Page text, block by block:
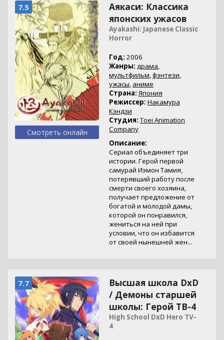
7.5
Смотреть онлайн
Аякаси: Классика
японских ужасов
Ayakashi: Japanese Classic
Horror
Год: 2006
Жанры: драма,
мультфильм,фэнтези,
ужасы, аниме
Страна: Япония
Режиссер: Накамура
Кэндзи
Студия: Toei Animation
Company
Описание:
Сериал объединяет три
истории. Герой первой
самурай Иэмон Тамия,
потерявший работу после
смерти своего хозяина,
получает предложение от
богатой и молодой дамы,
которой он понравился,
жениться на ней при
условии, что он избавится
от своей нынешней жен...
7.7
Высшая школа DxD
/ Демоны старшей
школы: Герой ТВ-4
High School DxD Hero TV-
4